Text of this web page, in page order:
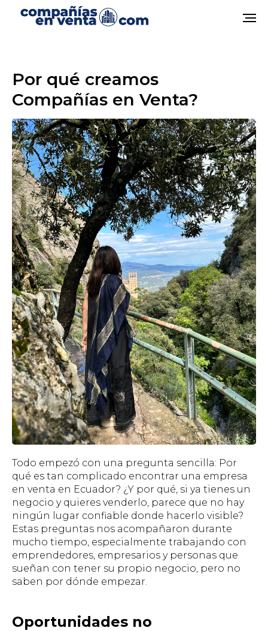
Por qué creamos
Compañías en Venta?
Todo empezó con una pregunta sencilla: Por
qué es tan complicado encontrar una empresa
en venta en Ecuador? ¿Y por qué, si ya tienes un
negocio y quieres venderlo, parece que no hay
ningún lugar confiable donde hacerlo visible?
Estas preguntas nos acompañaron durante
mucho tiempo, especialmente trabajando con
emprendedores, empresarios y personas que
sueñan con tener su propio negocio, pero no
saben por dónde empezar.
Oportunidades no